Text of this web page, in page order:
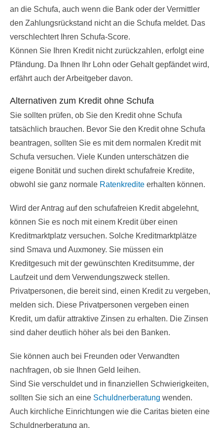
an die Schufa, auch wenn die Bank oder der Vermittler
den Zahlungsrückstand nicht an die Schufa meldet. Das
verschlechtert Ihren Schufa-Score.
Können Sie Ihren Kredit nicht zurückzahlen, erfolgt eine
Pfändung. Da Ihnen Ihr Lohn oder Gehalt gepfändet wird,
erfährt auch der Arbeitgeber davon.
Alternativen zum Kredit ohne Schufa
Sie sollten prüfen, ob Sie den Kredit ohne Schufa
tatsächlich brauchen. Bevor Sie den Kredit ohne Schufa
beantragen, sollten Sie es mit dem normalen Kredit mit
Schufa versuchen. Viele Kunden unterschätzen die
eigene Bonität und suchen direkt schufafreie Kredite,
obwohl sie ganz normale Ratenkredite erhalten können.
Wird der Antrag auf den schufafreien Kredit abgelehnt,
können Sie es noch mit einem Kredit über einen
Kreditmarktplatz versuchen. Solche Kreditmarktplätze
sind Smava und Auxmoney. Sie müssen ein
Kreditgesuch mit der gewünschten Kreditsumme, der
Laufzeit und dem Verwendungszweck stellen.
Privatpersonen, die bereit sind, einen Kredit zu vergeben,
melden sich. Diese Privatpersonen vergeben einen
Kredit, um dafür attraktive Zinsen zu erhalten. Die Zinsen
sind daher deutlich höher als bei den Banken.
Sie können auch bei Freunden oder Verwandten
nachfragen, ob sie Ihnen Geld leihen.
Sind Sie verschuldet und in finanziellen Schwierigkeiten,
sollten Sie sich an eine Schuldnerberatung wenden.
Auch kirchliche Einrichtungen wie die Caritas bieten eine
Schuldnerberatung an.